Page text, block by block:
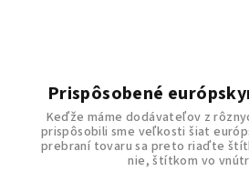
Prispôsobené
Keďže máme dodávateľov z
prispôsobili sme veľkosti šiat
prebraní tovaru sa preto riaďte
nie, štítkom vo